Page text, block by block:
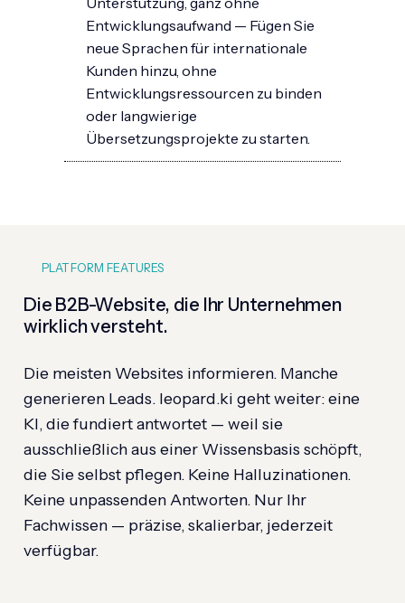
Entwicklungsaufwand — Fügen Sie
neue Sprachen für internationale
Kunden hinzu, ohne
Entwicklungsressourcen zu binden
oder langwierige
Übersetzungsprojekte zu starten.
PLATFORM FEATURES
Die B2B-Website, die Ihr Unternehmen
wirklich versteht.
Die meisten Websites informieren. Manche
generieren Leads. leopard.ki geht weiter: eine
KI, die fundiert antwortet — weil sie
ausschließlich aus einer Wissensbasis schöpft,
die Sie selbst pflegen. Keine Halluzinationen.
Keine unpassenden Antworten. Nur Ihr
Fachwissen — präzise, skalierbar, jederzeit
verfügbar.